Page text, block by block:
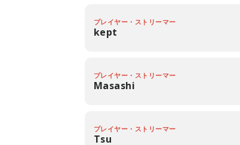
プレイヤー・ストリーマー
kept
プレイヤー・ストリーマー
Masashi
プレイヤー・ストリーマー
Tsu